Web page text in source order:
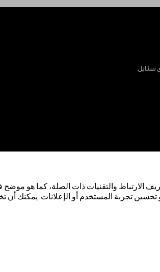
ستايل
الارتباط والتقنيات ذات الصلة، كما هو
تجربة المستخدم أو الإعلانات. يمكنك أن